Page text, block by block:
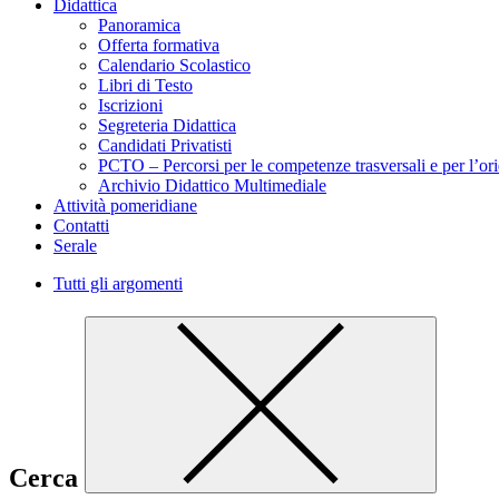
Didattica
Panoramica
Offerta formativa
Calendario Scolastico
Libri di Testo
Iscrizioni
Segreteria Didattica
Candidati Privatisti
PCTO – Percorsi per le competenze trasversali e per
Archivio Didattico Multimediale
Attività pomeridiane
Contatti
Serale
Tutti gli argomenti
Cerca